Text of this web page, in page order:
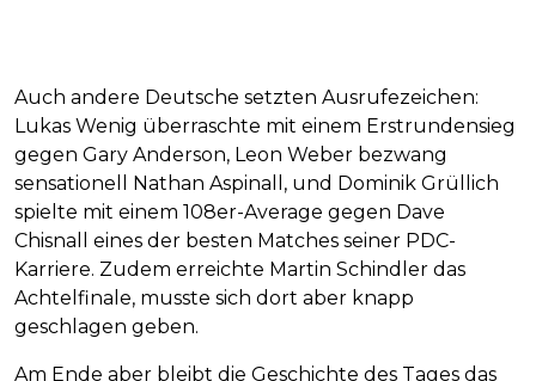
Auch andere Deutsche setzten Ausrufezeichen:
Lukas Wenig überraschte mit einem Erstrundensieg
gegen Gary Anderson, Leon Weber bezwang
sensationell Nathan Aspinall, und Dominik Grüllich
spielte mit einem 108er-Average gegen Dave
Chisnall eines der besten Matches seiner PDC-
Karriere. Zudem erreichte Martin Schindler das
Achtelfinale, musste sich dort aber knapp
geschlagen geben.
Am Ende aber bleibt die Geschichte des Tages das